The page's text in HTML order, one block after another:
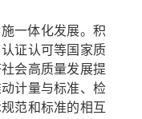
一体化发展。 积
证认可等国家质
会高质量发展提
计量与标准、检
范和标准的相互